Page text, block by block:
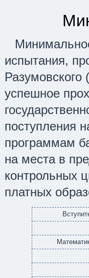
испытания,
успешное
поступления
программам
на места в
контрольных
платных